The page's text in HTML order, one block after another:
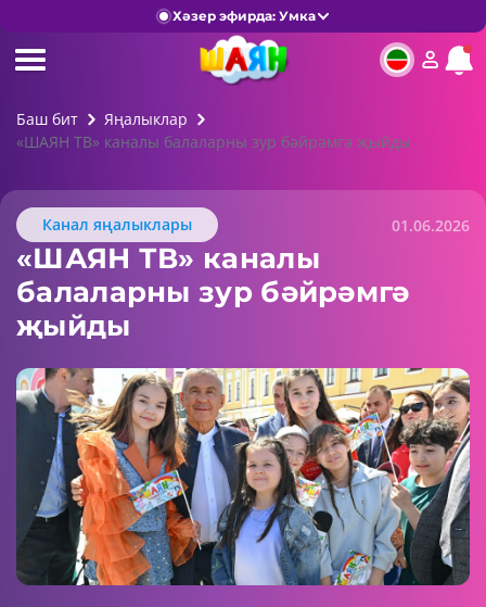
Хәзер эфирда: Умка
Баш бит
Яңалыклар
«ШАЯН ТВ» каналы балаларны зур бәйрәмгә җыйды
Канал яңалыклары 01.06.2026
«ШАЯН ТВ» каналы
балаларны зур бәйрәмгә
җыйды